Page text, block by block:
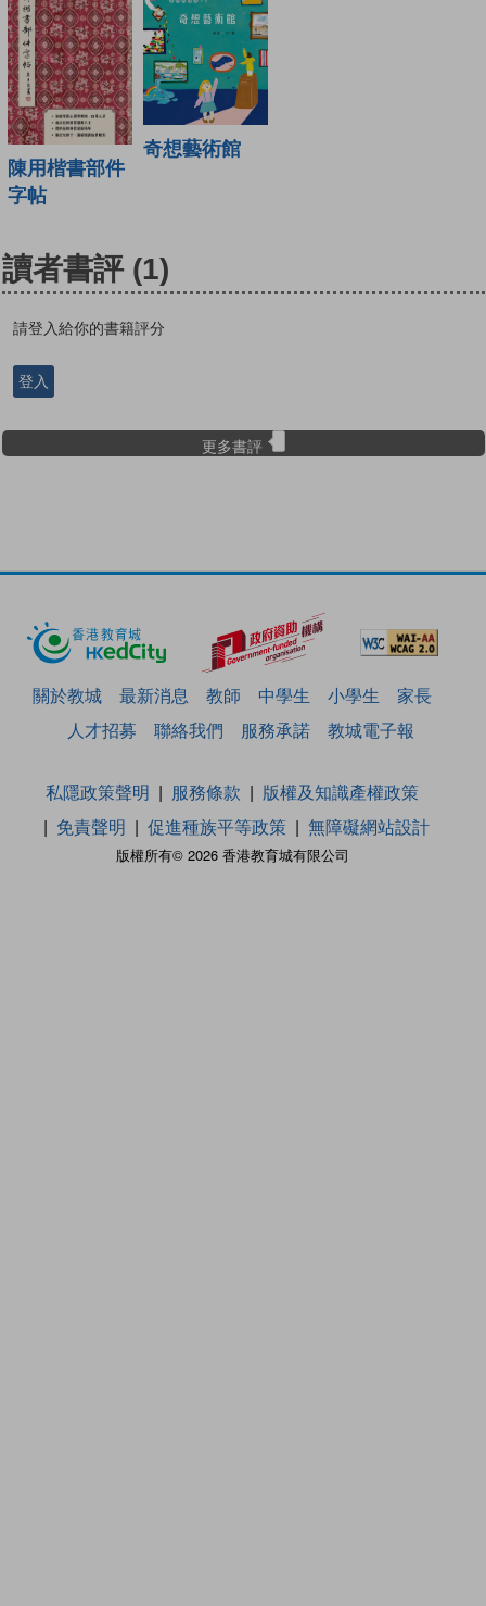
陳用楷書部件
字帖
奇想藝術館
讀者書評 (1)
請登入給你的書籍評分
登入
更多書評
關於教城 最新消息 教師 中學生 小學生
家長
人才招募
聯絡我們 服務承諾 教城電子報
版權所有© 2026 香港教育城有限公司
私隱政策聲明 服務條款
版權及知識產權政策
免責聲明
促進種族平等政策 無障礙網站設計